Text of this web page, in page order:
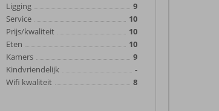
Ligging
9
Service
10
Prijs/kwaliteit
10
Eten
10
Kamers
9
Kindvriendelijk
-
Wifi kwaliteit
8